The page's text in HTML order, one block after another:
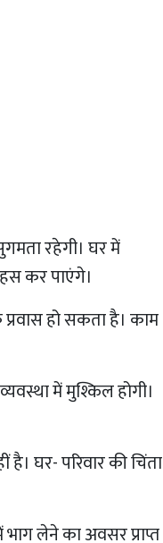
रहेगी। घर में
कर पाएंगे।
हो सकता है। काम
में मुश्किल होगी।
घर- परिवार की चिंता
भाग लेने का अवसर प्राप्त